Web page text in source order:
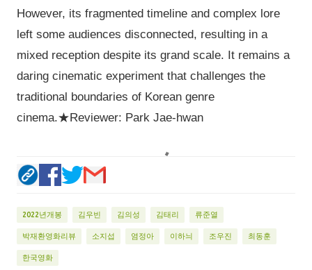
However, its fragmented timeline and complex lore
left some audiences disconnected, resulting in a
mixed reception despite its grand scale. It remains a
daring cinematic experiment that challenges the
traditional boundaries of Korean genre
cinema.★Reviewer: Park Jae-hwan
2022년개봉 김우빈 김의성 김태리 류준열
박재환영화리뷰 소지섭 염정아 이하늬 조우진 최동훈
한국영화